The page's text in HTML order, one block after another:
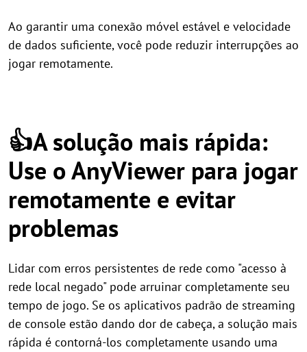
Ao garantir uma conexão móvel estável e velocidade
de dados suficiente, você pode reduzir interrupções ao
jogar remotamente.
👍A solução mais rápida:
Use o AnyViewer para jogar
remotamente e evitar
problemas
Lidar com erros persistentes de rede como "acesso à
rede local negado" pode arruinar completamente seu
tempo de jogo. Se os aplicativos padrão de streaming
de console estão dando dor de cabeça, a solução mais
rápida é contorná-los completamente usando uma